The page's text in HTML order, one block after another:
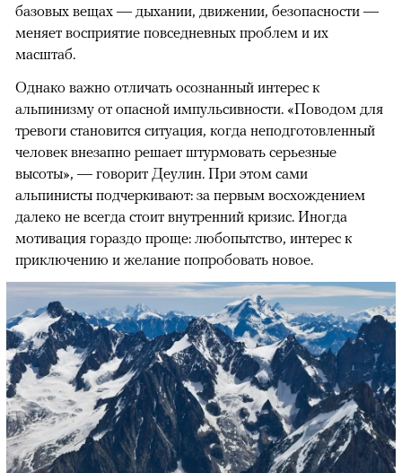
базовых вещах — дыхании, движении, безопасности —
меняет восприятие повседневных проблем и их
масштаб.
Однако важно отличать осознанный интерес к
альпинизму от опасной импульсивности. «Поводом для
тревоги становится ситуация, когда неподготовленный
человек внезапно решает штурмовать серьезные
высоты», — говорит Деулин. При этом сами
альпинисты подчеркивают: за первым восхождением
далеко не всегда стоит внутренний кризис. Иногда
мотивация гораздо проще: любопытство, интерес к
приключению и желание попробовать новое.